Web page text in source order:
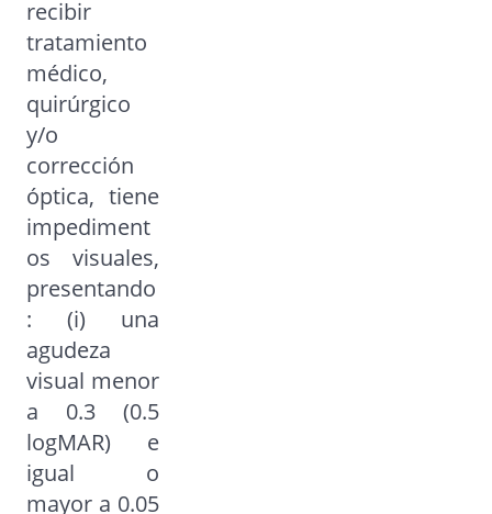
recibir
tratamiento
médico,
quirúrgico
y/o
corrección
óptica, tiene
impediment
os visuales,
presentando
: (i) una
agudeza
visual menor
a 0.3 (0.5
logMAR) e
igual o
mayor a 0.05